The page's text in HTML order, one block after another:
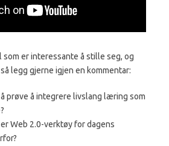
som er interessante å stille seg, og
legg gjerne igjen en kommentar:
prøve å integrere livslang læring som
Web 2.0-verktøy for dagens